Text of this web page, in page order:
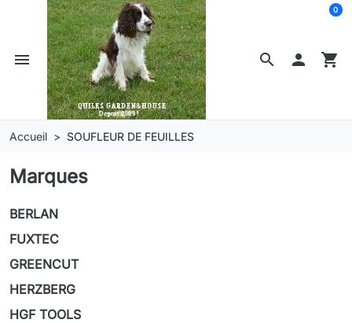
search
menu  shopping_cart
0
Accueil SOUFLEUR DE FEUILLES
Marques
BERLAN
FUXTEC
GREENCUT
HERZBERG
HGF TOOLS